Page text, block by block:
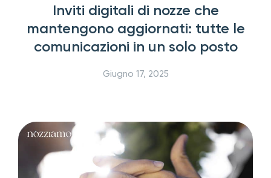
Inviti digitali di nozze che
mantengono aggiornati: tutte le
comunicazioni in un solo posto
Giugno 17, 2025